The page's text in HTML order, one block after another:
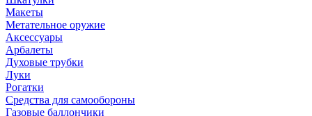
Макеты
Метательное оружие
Аксессуары
Арбалеты
Духовые трубки
Луки
Рогатки
Средства для самообороны
Газовые баллончики